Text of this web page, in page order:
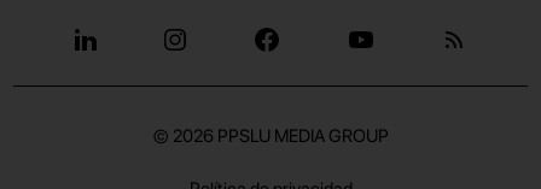
© 2026 PPSLU MEDIA GROUP